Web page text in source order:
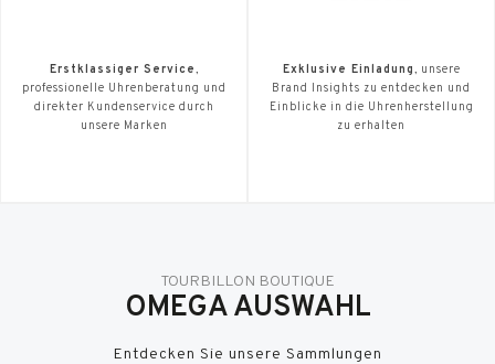
Erstklassiger Service,
professionelle Uhrenberatung und
direkter Kundenservice durch
unsere Marken
Exklusive Einladung, unsere
Brand Insights zu entdecken und
Einblicke in die Uhrenherstellung
zu erhalten
TOURBILLON BOUTIQUE
OMEGA AUSWAHL
Entdecken Sie unsere Sammlungen